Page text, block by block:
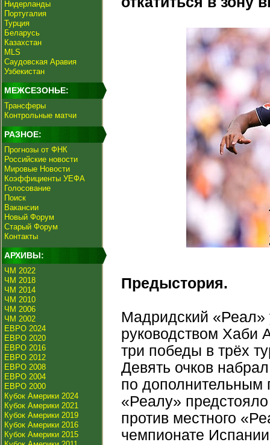
Нидерланды
Португалия
Турция
Беларусь
Казахстан
MLS
Саудовская Аравия
Узбекистан
МЕЖСЕЗОНЬЕ:
Трансферы
Контрольные матчи
РАЗНОЕ:
Прогнозы от ФНК
Российские новости
Мировые Новости
Коэффициенты УЕФА
Голосование
Поиск
Вакансии
Новый Форум
Старый Форум
Контакты
АРХИВЫ:
ЧМ 2022
ЧМ 2018
ЧМ 2014
ЧМ 2010
ЧМ 2006
ЧМ 2002
ЕВРО 2024
ЕВРО 2020
ЕВРО 2016
ЕВРО 2012
ЕВРО 2008
ЕВРО 2004
ЕВРО 2000
Кубок Америки 2024
Кубок Америки 2021
Кубок Америки 2019
Кубок Америки 2016
Кубок Америки 2015
Предыстория.
Мадридский «Реал»
руководством Хаби
три победы в трёх
Девять очков
по дополнительным
«Реалу»
против местного
чемпионате